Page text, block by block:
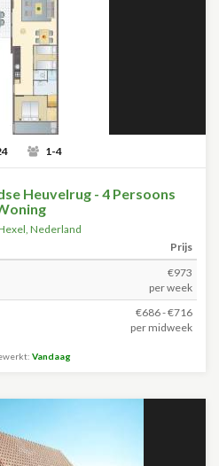
1-4
Heuvelrug - 4 Persoons
, Nederland
Prijs
€973
per week
€686 - €716
per midweek
Vandaag